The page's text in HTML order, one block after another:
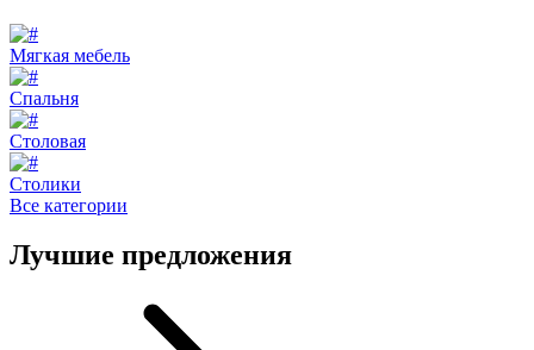
Мягкая мебель
Спальня
Столовая
Столики
Все категории
Лучшие предложения